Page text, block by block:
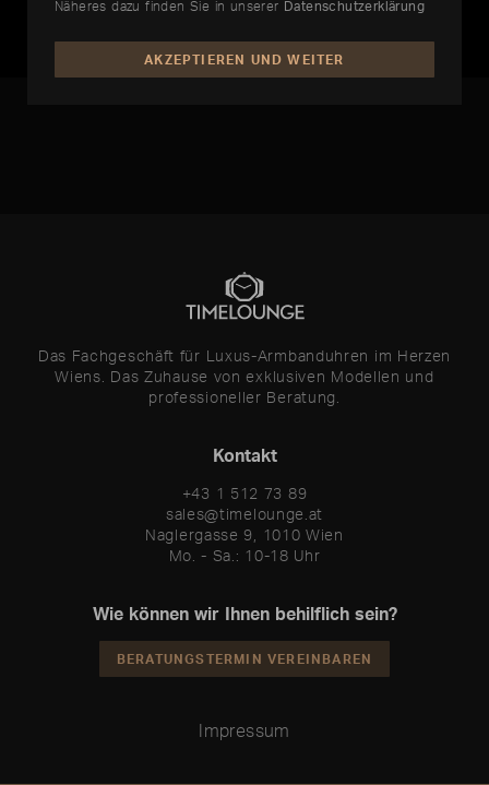
Das Fachgeschäft für Luxus-Armbanduhren im Herzen
Wiens. Das Zuhause von exklusiven Modellen und
professioneller Beratung.
Kontakt
+43 1 512 73 89
sales@timelounge.at
Naglergasse 9, 1010 Wien
Mo. - Sa.: 10-18 Uhr
Wie können wir Ihnen behilflich sein?
BERATUNGSTERMIN VEREINBAREN
Impressum
Näheres dazu finden Sie in unserer Datenschutzerklärung
AKZEPTIEREN UND WEITER